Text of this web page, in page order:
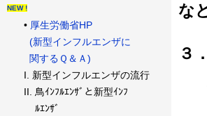
NEW !
• 厚生労働省HP
(新型インフルエンザに
関するＱ＆Ａ)
I. 新型インフルエンザの流行
II. 鳥ｲﾝﾌﾙｴﾝｻﾞと新型ｲﾝﾌ
ﾙｴﾝｻﾞ
な
３